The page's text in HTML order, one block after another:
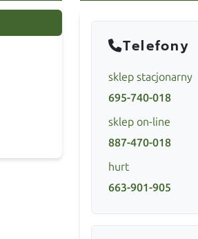
Telefony
sklep stacjonarny
695-740-018
sklep on-line
887-470-018
hurt
663-901-905